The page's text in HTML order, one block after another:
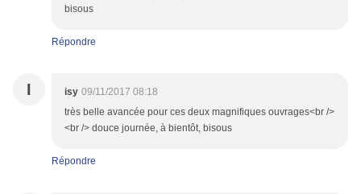
bisous
Répondre
I isy 09/11/2017 08:18
très belle avancée pour ces deux magnifiques ouvrages<br />
<br /> douce journée, à bientôt, bisous
Répondre